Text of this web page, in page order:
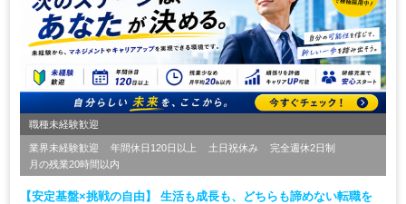
職種未経験歓迎
業界未経験歓迎 年間休日120日以上 土日祝休み
完全週休2日制
月の残業20時間以内
【安定基盤×挑戦の自由】 生活も成長も、どちらも諦めない転職を